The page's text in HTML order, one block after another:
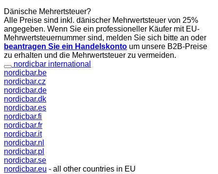
Dänische Mehrertsteuer?
Alle Preise sind inkl. dänischer Mehrwertsteuer von 25%
angegeben. Wenn Sie ein professioneller Käufer mit EU-
Mehrwertsteuernummer sind, melden Sie sich bitte an oder
beantragen Sie ein Handelskonto um unsere B2B-Preise
zu erhalten und die Mehrwertsteuer zu vermeiden.
nordicbar international
nordicbar.be
nordicbar.cz
nordicbar.de
nordicbar.dk
nordicbar.es
nordicbar.fi
nordicbar.fr
nordicbar.it
nordicbar.nl
nordicbar.pl
nordicbar.se
nordicbar.eu - all other countries in EU